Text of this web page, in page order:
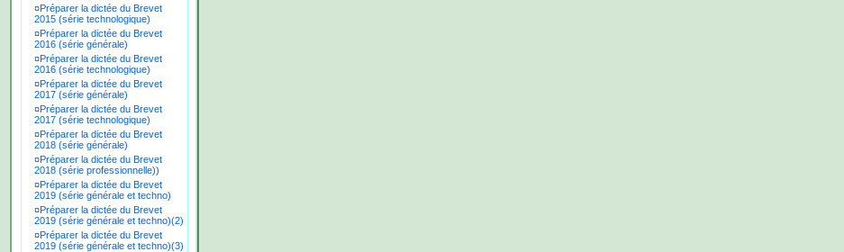
¤Préparer la dictée du Brevet
2015 (série technologique)
¤Préparer la dictée du Brevet
2016 (série générale)
¤Préparer la dictée du Brevet
2016 (série technologique)
¤Préparer la dictée du Brevet
2017 (série générale)
¤Préparer la dictée du Brevet
2017 (série technologique)
¤Préparer la dictée du Brevet
2018 (série générale)
¤Préparer la dictée du Brevet
2018 (série professionnelle))
¤Préparer la dictée du Brevet
2019 (série générale et techno)
¤Préparer la dictée du Brevet
2019 (série générale et techno)(2)
¤Préparer la dictée du Brevet
2019 (série générale et techno)(3)